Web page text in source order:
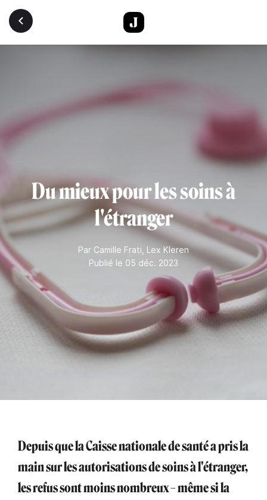
Aller au contenu principal
Du mieux pour les soins à
l'étranger
Par Camille Frati Lex Kleren
Publié le 05 déc. 2023
Depuis que la Caisse nationale de santé a pris la
main sur les autorisations de soins à l'étranger,
les refus sont moins nombreux – même si la